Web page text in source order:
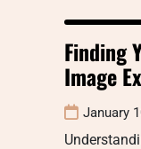
Finding
Image
January